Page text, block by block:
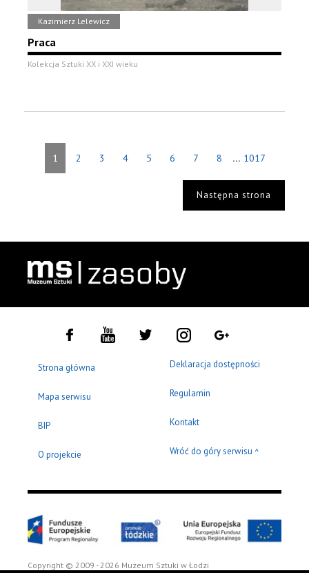
Kazimierz Lelewicz
Praca
Kolekcja Sztuki XX i XXI wieku
1 2 3 4 5 6 7 8 ... 1017
Następna strona
Strona główna
Mapa serwisu
BIP
O projekcie
Deklaracja dostępności
Regulamin
Kontakt
Wróć do góry serwisu ^
Copyright © 2009 - 2026 Muzeum Sztuki w Łodzi